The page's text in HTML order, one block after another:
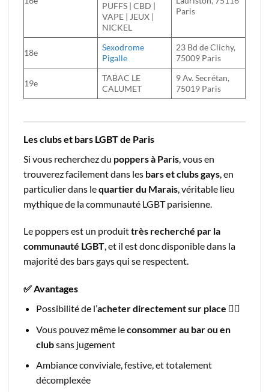
PUFFS | CBD |
VAPE | JEUX |
NICKEL
Paris
18e
Sexodrome
Pigalle
23 Bd de Clichy,
75009 Paris
19e
TABAC LE
CALUMET
9 Av. Secrétan,
75019 Paris
Les clubs et bars LGBT de Paris
Si vous recherchez du poppers à Paris , vous en
trouverez facilement dans les bars et clubs gays , en
particulier dans lequartier du Marais , véritable lieu
mythique de la communauté LGBT parisienne.
Le poppers est un produittrès recherché par la
communauté LGBT, et il est donc disponible dans la
majorité des bars gays qui se respectent.
✅ Avantages
Possibilité de l’acheter directement sur place 🏳️‍🌈
Vous pouvez même leconsommer au bar ou en
clubsans jugement
Ambiance conviviale, festive, et totalement
décomplexée